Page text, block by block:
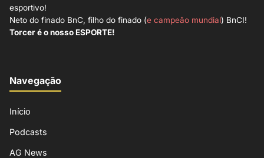
esportivo!
Neto do finado BnC, filho do finado (e campeão mundial) BnCI!
Torcer é o nosso ESPORTE!
Navegação
Início
Podcasts
AG News